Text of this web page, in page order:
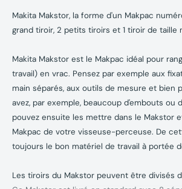
Makita Makstor, la forme d'un Makpac
grand tiroir, 2 petits tiroirs et 1 tiroir de taille
Makita Makstor est le Makpac idéal pour
travail) en vrac. Pensez par exemple aux
main séparés, aux outils de mesure et bien
avez, par exemple, beaucoup d'embouts ou
pouvez ensuite les mettre dans le Makstor
Makpac de votre visseuse-perceuse. De
toujours le bon matériel de travail à portée
Les tiroirs du Makstor peuvent être divisés